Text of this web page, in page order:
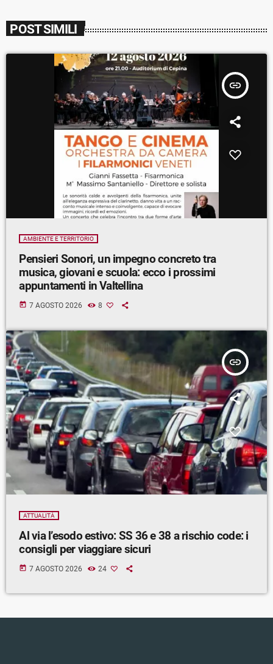
POST SIMILI
insert_link
AMBIENTE E TERRITORIO
Pensieri Sonori, un impegno concreto tra
musica, giovani e scuola: ecco i prossimi
appuntamenti in Valtellina
today 7 AGOSTO 2026 8
insert_link
ATTUALITÀ
Al via l’esodo estivo: SS 36 e 38 a rischio code: i
consigli per viaggiare sicuri
today 7 AGOSTO 2026 24